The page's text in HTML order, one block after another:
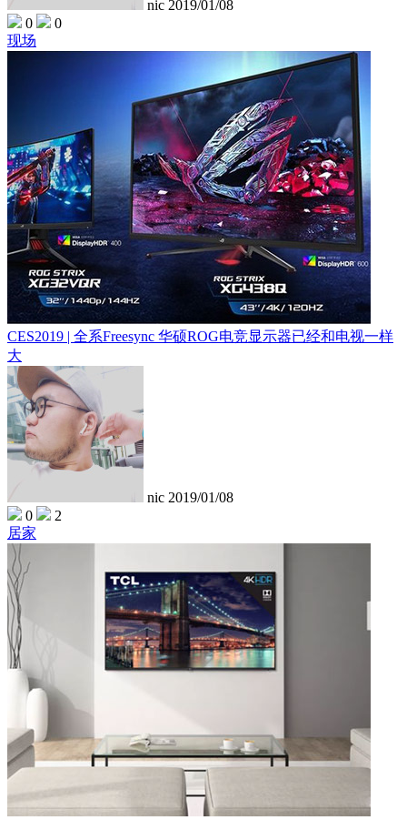
nic 2019/01/08
0
0
现场
CES2019 | 全系Freesync 华硕ROG电竞显示器已经和电视一样
大
nic 2019/01/08
0
2
居家